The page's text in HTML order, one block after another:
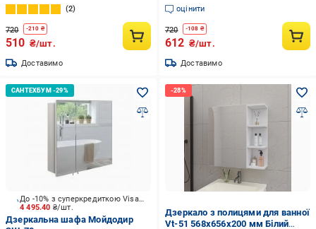
2
720 -210 ₴
510 ₴/шт.
Доставимо
оцінити
720 -108 ₴
612 ₴/шт.
Доставимо
4 495.40 ₴/шт.
До -10% з суперкредиткою Visa Вигода
Дзеркальна шафа Мойдодир
Дзеркало з полицями для ванної
Vt-51 568x656x200 мм Білий